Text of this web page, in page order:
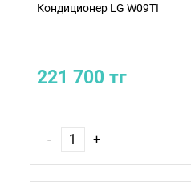
Кондиционер LG W09TI
221 700 тг
- +